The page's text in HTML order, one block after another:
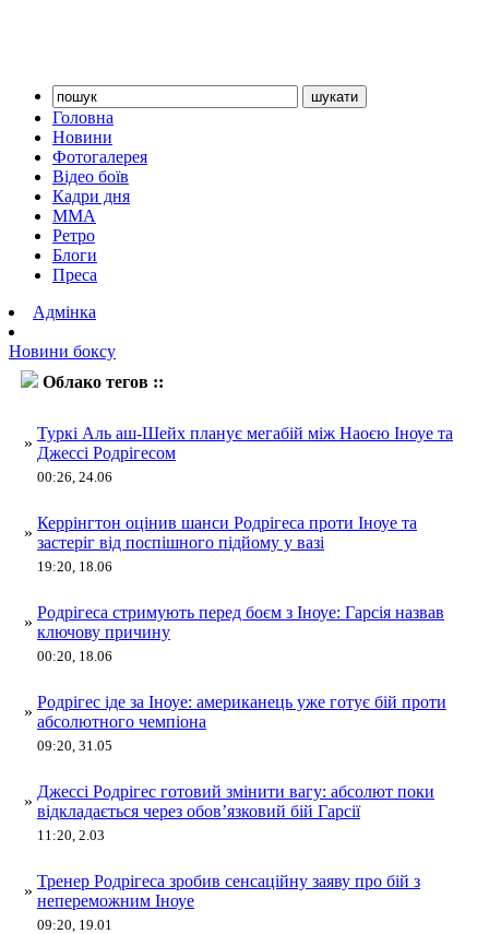
Головна
Новини
Фотогалерея
Відео боїв
Кадри дня
ММА
Ретро
Блоги
Преса
Адмінка
Новини боксу
Облако тегов ::
»
Туркі Аль аш-Шейх планує мегабій між Наоєю Іноуе та
Джессі Родрігесом
00:26, 24.06
»
Керрінгтон оцінив шанси Родрігеса проти Іноуе та
застеріг від поспішного підйому у вазі
19:20, 18.06
»
Родрігеса стримують перед боєм з Іноуе: Гарсія назвав
ключову причину
00:20, 18.06
»
Родрігес іде за Іноуе: американець уже готує бій проти
абсолютного чемпіона
09:20, 31.05
»
Джессі Родрігес готовий змінити вагу: абсолют поки
відкладається через обов’язковий бій Гарсії
11:20, 2.03
»
Тренер Родрігеса зробив сенсаційну заяву про бій з
непереможним Іноуе
09:20, 19.01